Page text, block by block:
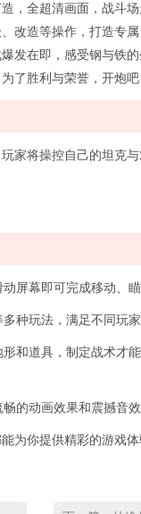
，全超清画面，战斗
改造等操作，打造专
发在即，感受钢与铁
了胜利与荣誉，开炮吧
家将操控自己的坦克
屏幕即可完成移动、
种玩法，满足不同玩
和道具，制定战术才
的动画效果和震撼音
为你提供精彩的游戏
少女幻想
下载
LOL
下